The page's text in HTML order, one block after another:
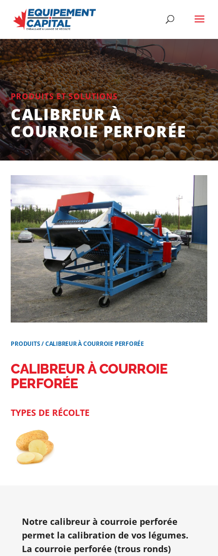
PRODUITS ET SOLUTIONS
CALIBREUR À
COURROIE PERFORÉE
PRODUITS/CALIBREUR À COURROIE PERFORÉE
CALIBREUR À COURROIE
PERFORÉE
TYPES DE RÉCOLTE
Notre calibreur à courroie perforée
permet la calibration de vos légumes.
La courroie perforée (trous ronds)